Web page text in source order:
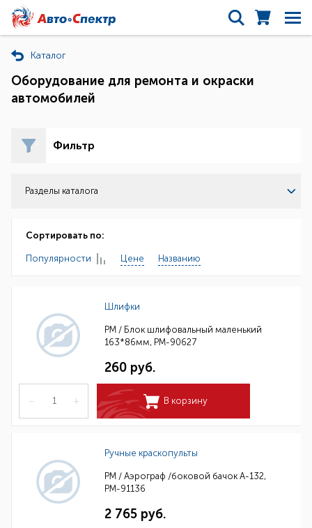
Каталог
Оборудование для ремонта и окраски
автомобилей
Фильтр
Разделы каталога
Сортировать по:
Популярности Цене Названию
Шлифки
РМ / Блок шлифовальный маленький
163*86мм, РМ-90627
260 руб.
– + В корзину
Ручные краскопульты
РМ / Аэрограф /боковой бачок А-132,
РМ-91136
2 765 руб.